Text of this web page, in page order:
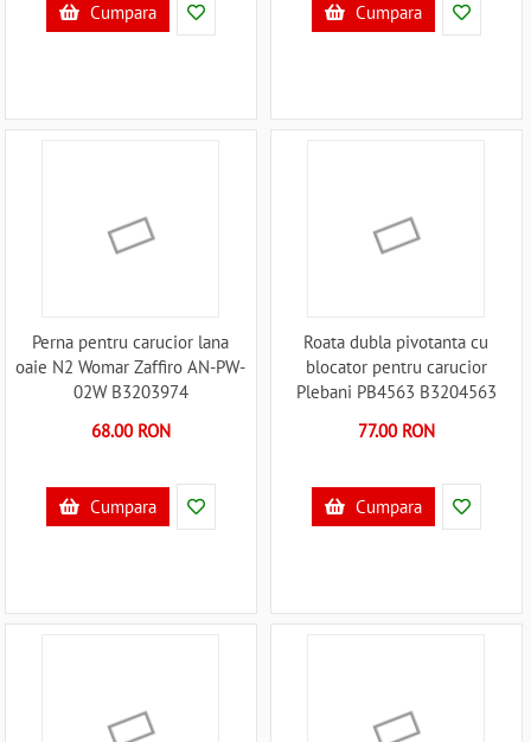
Cumpara Cumpara
Perna pentru carucior lana
oaie N2 Womar Zaffiro AN-PW-
02W B3203974
68.00 RON
Cumpara
Roata dubla pivotanta cu
blocator pentru carucior
Plebani PB4563 B3204563
77.00 RON
Cumpara